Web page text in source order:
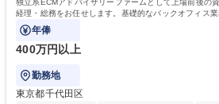
独立系ECMアドバイザリーファームとして上場前後の
経理・総務をお任せします。基礎的なバックオフィス
任担当として広く活躍できる環境です。
年俸
400万円以上
勤務地
東京都千代田区